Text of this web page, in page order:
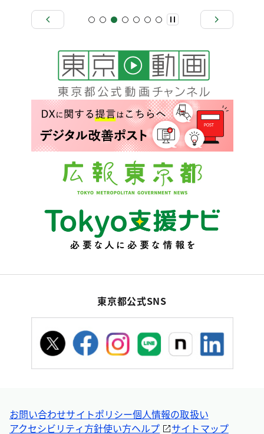
東京都公式SNS
お問い合わせサイトポリシー個人情報の取扱い
アクセシビリティ方針使い方ヘルプ サイトマップ